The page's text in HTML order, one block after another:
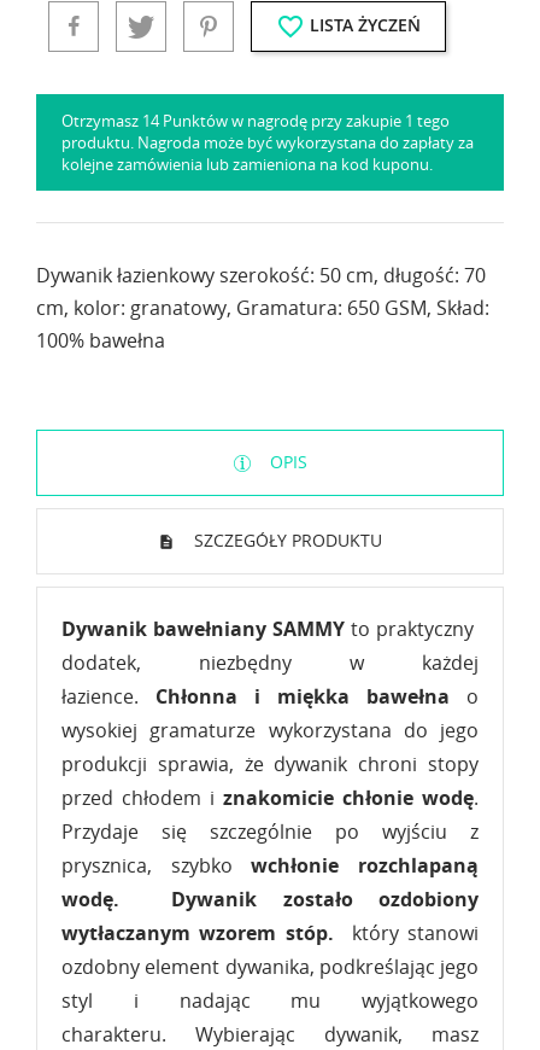
favorite_border LISTA ŻYCZEŃ
Otrzymasz 14 Punktów w nagrodę przy zakupie 1 tego
produktu. Nagroda może być wykorzystana do zapłaty za
kolejne zamówienia lub zamieniona na kod kuponu.
Dywanik łazienkowy szerokość: 50 cm, długość: 70
cm, kolor: granatowy, Gramatura: 650 GSM, Skład:
100% bawełna
OPIS
SZCZEGÓŁY PRODUKTU
Dywanik bawełniany SAMMY to praktyczny
dodatek, niezbędny w każdej
łazience. Chłonna i miękka bawełna o
wysokiej gramaturze wykorzystana do jego
produkcji sprawia, że dywanik chroni stopy
przed chłodem i znakomicie chłonie wodę.
Przydaje się szczególnie po wyjściu z
prysznica, szybkowchłonie rozchlapaną
wodę.
Dywanik zostało ozdobiony
wytłaczanym wzorem stóp. który stanowi
ozdobny element dywanika, podkreślając jego
styl i nadając mu wyjątkowego
charakteru. Wybierając dywanik, masz